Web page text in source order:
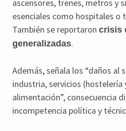
ascensores, trenes, metros y
esenciales como hospitales o
También se reportaron crisis
generalizadas.
Además, señala los “daños al
industria, servicios
alimentación”, consecuencia
incompetencia política y